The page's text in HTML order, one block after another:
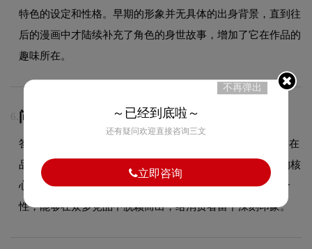
特色的设定和性格。早期的形象并无具体的出身背景，直到往
后的漫画中才陆续补充了角色的身世故事，增加了它在作品的
趣味所在。
6. 问：史努比的品牌logo属于什么设计风格？
答：史努比品牌logo整体呈现出字标的设计风格。这种风格在
品牌领域具有较好的适用性，设计师在标志中融合了字标的核
心手法，既符合行业的一般审美特征，又突出品牌的独特个
性，能够在众多竞品中脱颖而出，给消费者留下深刻印象。
不再弹出
～已经到底啦～
还有疑问欢迎直接咨询三文
立即咨询